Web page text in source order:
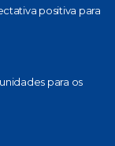
positiva para
para os